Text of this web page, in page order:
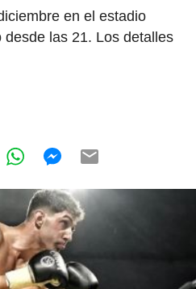
en el estadio
las 21. Los detalles